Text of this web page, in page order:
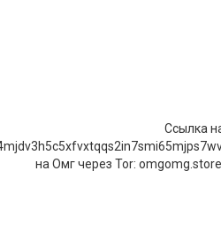
Ссылка
на Омг через Tor: